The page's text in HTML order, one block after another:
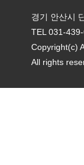
경기 안산시
TEL 031-
Copyright(c)
All rights